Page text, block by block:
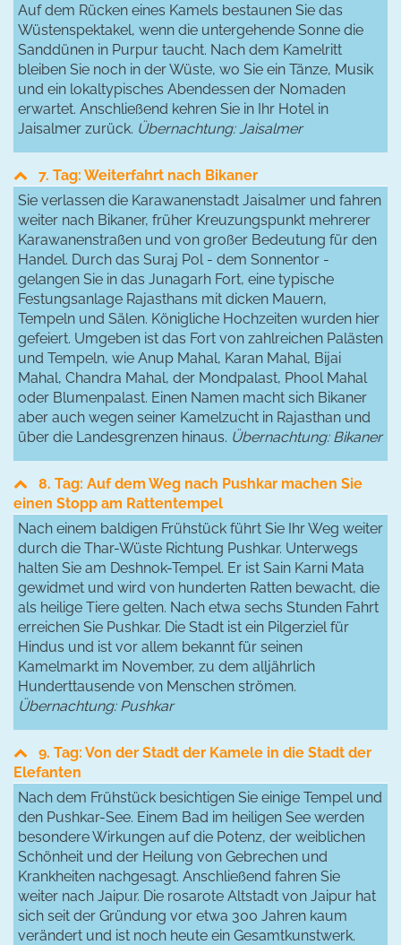
Auf dem Rücken eines Kamels bestaunen Sie das
Wüstenspektakel, wenn die untergehende Sonne die
Sanddünen in Purpur taucht. Nach dem Kamelritt
bleiben Sie noch in der Wüste, wo Sie ein Tänze, Musik
und ein lokaltypisches Abendessen der Nomaden
erwartet. Anschließend kehren Sie in Ihr Hotel in
Jaisalmer zurück. Übernachtung: Jaisalmer
7. Tag: Weiterfahrt nach Bikaner
Sie verlassen die Karawanenstadt Jaisalmer und fahren
weiter nach Bikaner, früher Kreuzungspunkt mehrerer
Karawanenstraßen und von großer Bedeutung für den
Handel. Durch das Suraj Pol - dem Sonnentor -
gelangen Sie in das Junagarh Fort, eine typische
Festungsanlage Rajasthans mit dicken Mauern,
Tempeln und Sälen. Königliche Hochzeiten wurden hier
gefeiert. Umgeben ist das Fort von zahlreichen Palästen
und Tempeln, wie Anup Mahal, Karan Mahal, Bijai
Mahal, Chandra Mahal, der Mondpalast, Phool Mahal
oder Blumenpalast. Einen Namen macht sich Bikaner
aber auch wegen seiner Kamelzucht in Rajasthan und
über die Landesgrenzen hinaus. Übernachtung: Bikaner
8. Tag: Auf dem Weg nach Pushkar machen Sie
einen Stopp am Rattentempel
Nach einem baldigen Frühstück führt Sie Ihr Weg weiter
durch die Thar-Wüste Richtung Pushkar. Unterwegs
halten Sie am Deshnok-Tempel. Er ist Sain Karni Mata
gewidmet und wird von hunderten Ratten bewacht, die
als heilige Tiere gelten. Nach etwa sechs Stunden Fahrt
erreichen Sie Pushkar. Die Stadt ist ein Pilgerziel für
Hindus und ist vor allem bekannt für seinen
Kamelmarkt im November, zu dem alljährlich
Hunderttausende von Menschen strömen.
Übernachtung: Pushkar
9. Tag: Von der Stadt der Kamele in die Stadt der
Elefanten
Nach dem Frühstück besichtigen Sie einige Tempel und
den Pushkar-See. Einem Bad im heiligen See werden
besondere Wirkungen auf die Potenz, der weiblichen
Schönheit und der Heilung von Gebrechen und
Krankheiten nachgesagt. Anschließend fahren Sie
weiter nach Jaipur. Die rosarote Altstadt von Jaipur hat
sich seit der Gründung vor etwa 300 Jahren kaum
verändert und ist noch heute ein Gesamtkunstwerk.